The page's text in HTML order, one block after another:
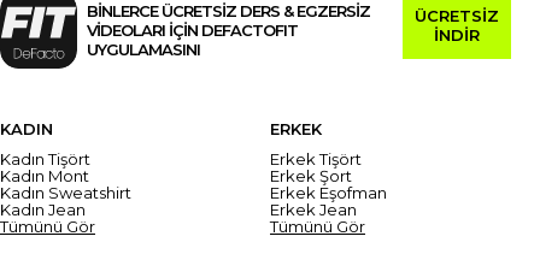
BİNLERCE ÜCRETSİZ DERS & EGZERSİZ
VİDEOLARI İÇİN DEFACTOFIT
UYGULAMASINI
ÜCRETSİZ
İNDİR
KADIN
Kadın Tişört
Kadın Mont
Kadın Sweatshirt
Kadın Jean
Tümünü Gör
ERKEK
Erkek Tişört
Erkek Şort
Erkek Eşofman
Erkek Jean
Tümünü Gör